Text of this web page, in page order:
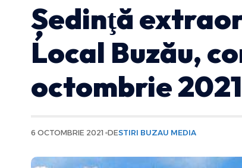
Ședinţă
Local Buzău,
octombrie 2021
6 OCTOMBRIE 2021 DESTIRI BUZAU MEDIA